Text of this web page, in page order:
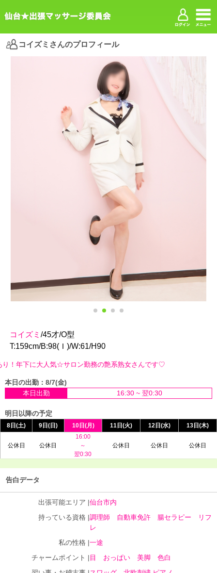
コイズミさんのプロフィール
コイズミ /45才/O型
T:159cm/B:98(Ｉ)/W:61/H90
気☆サロン勤務の艶系熟女さんです♡
本日の出勤：8/7(金)
本日出勤
16:30 ~ 翌0:30
明日以降の予定
8日(土) 9日(日) 10日(月) 11日(火) 12日(水) 13日(木)
公休日 公休日
16:00
～
翌0:30
公休日 公休日 公休日
告白データ
出張可能エリア |仙台市内
持っている資格 |調理師 自動車免許 腸セラピー リフ
レ
私の性格 |一途
チャームポイント |目 おっぱい 美脚 色白